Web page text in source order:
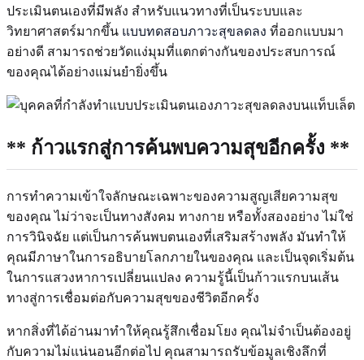
ประเมินตนเองที่มีพลัง สำหรับแนวทางที่เป็นระบบและ
วิทยาศาสตร์มากขึ้น แบบทดสอบภาวะสุขลดลง ที่ออกแบบมา
อย่างดี สามารถช่วยวัดแง่มุมที่แตกต่างกันของประสบการณ์
ของคุณได้อย่างแม่นยำยิ่งขึ้น
** ก้าวแรกสู่การค้นพบความสุขอีกครั้ง **
การทำความเข้าใจลักษณะเฉพาะของความสูญเสียความสุข
ของคุณ ไม่ว่าจะเป็นทางสังคม ทางกาย หรือทั้งสองอย่าง ไม่ใช่
การวินิจฉัย แต่เป็นการค้นพบตนเองที่เสริมสร้างพลัง มันทำให้
คุณมีภาษาในการอธิบายโลกภายในของคุณ และเป็นจุดเริ่มต้น
ในการแสวงหาการเปลี่ยนแปลง ความรู้นี้เป็นก้าวแรกบนเส้น
ทางสู่การเชื่อมต่อกับความสุขของชีวิตอีกครั้ง
หากสิ่งที่ได้อ่านมาทำให้คุณรู้สึกเชื่อมโยง คุณไม่จำเป็นต้องอยู่
กับความไม่แน่นอนอีกต่อไป คุณสามารถรับข้อมูลเชิงลึกที่